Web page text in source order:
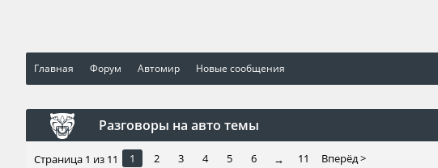
Главная Форум Автомир Новые сообщения
Разговоры на авто темы
Страница 1 из 11 1 2 3 4 5 6 → 11 Вперёд >